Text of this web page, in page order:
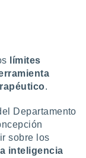
límites
.
Departamento
sobre los
inteligencia